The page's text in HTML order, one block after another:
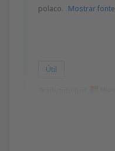
polaco. Mostrar fonte
Útil